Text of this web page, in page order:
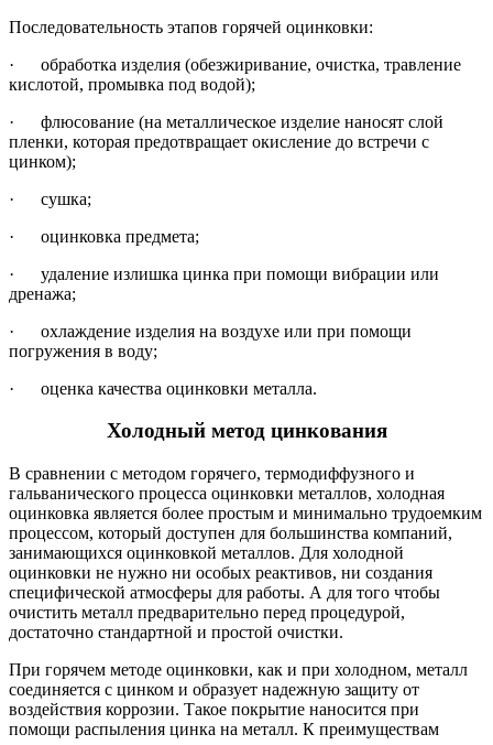
Последовательность этапов горячей оцинковки:
· обработка изделия (обезжиривание, очистка, травление
кислотой, промывка под водой);
· флюсование (на металлическое изделие наносят слой
пленки, которая предотвращает окисление до встречи с
цинком);
· сушка;
· оцинковка предмета;
· удаление излишка цинка при помощи вибрации или
дренажа;
· охлаждение изделия на воздухе или при помощи
погружения в воду;
· оценка качества оцинковки металла.
Холодный метод цинкования
В сравнении с методом горячего, термодиффузного и
гальванического процесса оцинковки металлов, холодная
оцинковка является более простым и минимально трудоемким
процессом, который доступен для большинства компаний,
занимающихся оцинковкой металлов. Для холодной
оцинковки не нужно ни особых реактивов, ни создания
специфической атмосферы для работы. А для того чтобы
очистить металл предварительно перед процедурой,
достаточно стандартной и простой очистки.
При горячем методе оцинковки, как и при холодном, металл
соединяется с цинком и образует надежную защиту от
воздействия коррозии. Такое покрытие наносится при
помощи распыления цинка на металл. К преимуществам